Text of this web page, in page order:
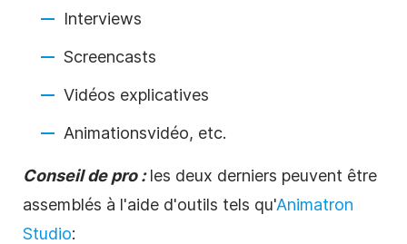
Interviews
Screencasts
Vidéos explicatives
Animationsvidéo, etc.
Conseil de pro :les deux derniers peuvent être
assemblés à l'aide d'outils tels qu'Animatron
Studio: